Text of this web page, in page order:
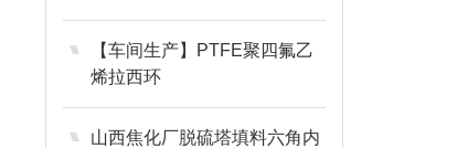
【车间生产】PTFE聚四氟乙
烯拉西环
山西焦化厂脱硫塔填料六角内